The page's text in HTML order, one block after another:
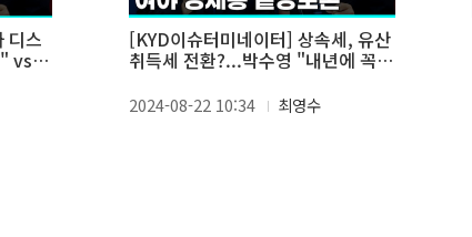
디스
vs
[KYD이슈터미네이터] 상속세, 유산
취득세 전환?...박수영 "내년에 꼭
2024-08-22 10:34 최영수